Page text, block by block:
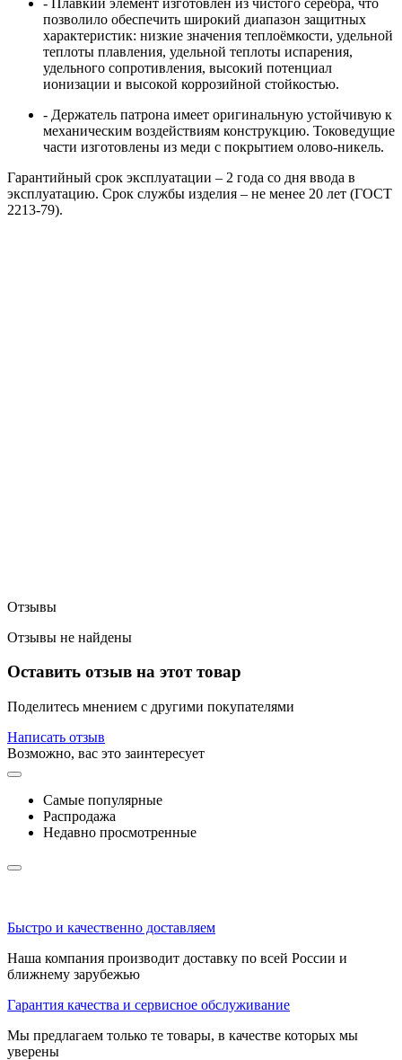
позволило обеспечить широкий диапазон защитных
характеристик: низкие значения теплоёмкости, удельной
теплоты плавления, удельной теплоты испарения,
удельного сопротивления, высокий потенциал
ионизации и высокой коррозийной стойкостью.
- Держатель патрона имеет оригинальную устойчивую к
механическим воздействиям конструкцию. Токоведущие
части изготовлены из меди с покрытием олово-никель.
Гарантийный срок эксплуатации – 2 года со дня ввода в
эксплуатацию. Срок службы изделия – не менее 20 лет (ГОСТ
2213-79).
Отзывы
Отзывы не найдены
Оставить отзыв на этот товар
Поделитесь мнением с другими покупателями
Написать отзыв
Возможно, вас это заинтересует
Самые популярные
Распродажа
Недавно просмотренные
Быстро и качественно доставляем
Наша компания производит доставку по всей России и
ближнему зарубежью
Гарантия качества и сервисное обслуживание
Мы предлагаем только те товары, в качестве которых мы
уверены